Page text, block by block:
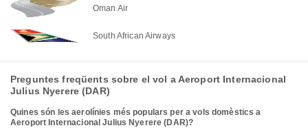
Oman Air
South African Airways
Preguntes freqüents sobre el vol a Aeroport Internacional
Julius Nyerere (DAR)
Quines són les aerolínies més populars per a vols domèstics a
Aeroport Internacional Julius Nyerere (DAR)?